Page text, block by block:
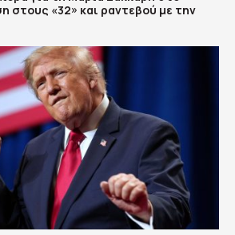
στους «32» και ραντεβού με την